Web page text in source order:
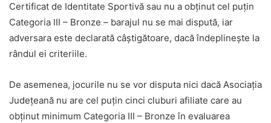
Certificat de Identitate Sportivă sau nu a obținut cel puțin
Categoria III – Bronze – barajul nu se mai dispută, iar
adversara este declarată câștigătoare, dacă îndeplinește la
rândul ei criteriile.
De asemenea, jocurile nu se vor disputa nici dacă Asociația
Județeană nu are cel puțin cinci cluburi afiliate care au
obținut minimum Categoria III – Bronze în evaluarea